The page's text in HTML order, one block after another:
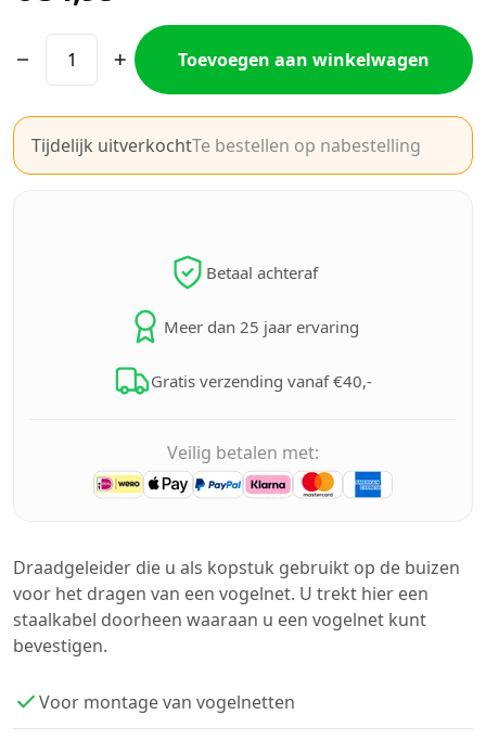
Toevoegen aan winkelwagen
Tijdelijk uitverkochtTe bestellen op nabestelling
Betaal achteraf
Meer dan 25 jaar ervaring
Gratis verzending vanaf €40,-
Veilig betalen met:
Draadgeleider die u als kopstuk gebruikt op de buizen
voor het dragen van een vogelnet. U trekt hier een
staalkabel doorheen waaraan u een vogelnet kunt
bevestigen.
Voor montage van vogelnetten